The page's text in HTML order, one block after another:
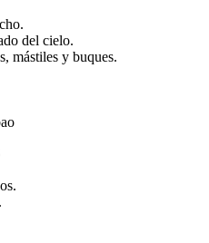
del cielo.
mástiles y buques.